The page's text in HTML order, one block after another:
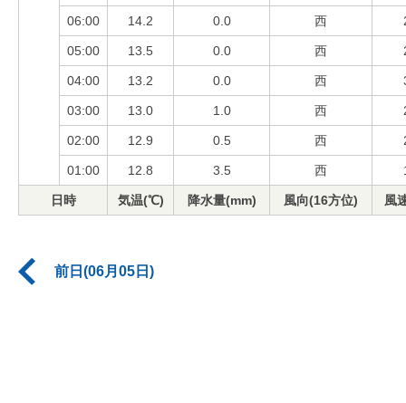
06:00 14.2 0.0 西
05:00 13.5 0.0 西
04:00 13.2 0.0 西
03:00 13.0 1.0 西
02:00 12.9 0.5 西
01:00 12.8 3.5 西
日時 気温(℃) 降水量(mm) 風向(16方位) 風
前日(06月05日)